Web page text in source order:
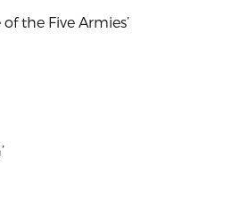
the Five Armies’